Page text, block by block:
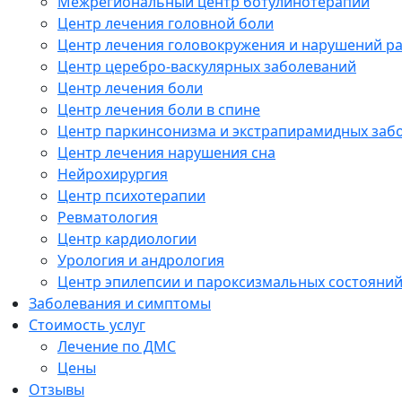
Центр лечения головной боли
Центр лечения головокружения и нарушений
Центр церебро-васкулярных заболеваний
Центр лечения боли
Центр лечения боли в спине
Центр паркинсонизма и экстрапирамидных
Центр лечения нарушения сна
Нейрохирургия
Центр психотерапии
Ревматология
Центр кардиологии
Урология и андрология
Центр эпилепсии и пароксизмальных состояний
Заболевания и симптомы
Стоимость услуг
Лечение по ДМС
Цены
Отзывы